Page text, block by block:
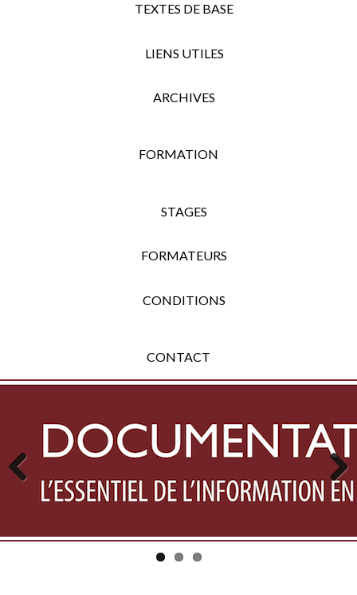
TEXTES DE BASE
LIENS UTILES
ARCHIVES
FORMATION
STAGES
FORMATEURS
CONDITIONS
CONTACT
Previous Next